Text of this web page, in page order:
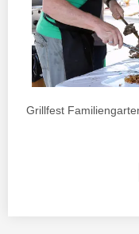
Grillfest